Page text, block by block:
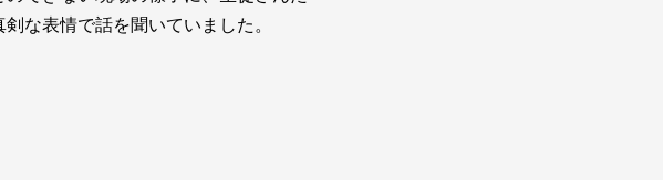
剣な表情で話を聞いていました。